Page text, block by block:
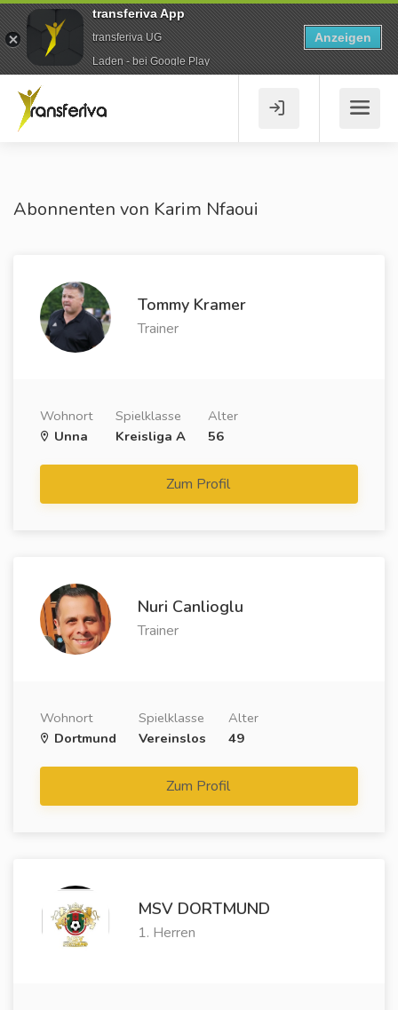
Abonnenten von Karim Nfaoui
Tommy Kramer
Trainer
Wohnort
Unna
Spielklasse
Kreisliga A
Alter
56
Zum Profil
Nuri Canlioglu
Trainer
Wohnort
Dortmund
Spielklasse
Vereinslos
Alter
49
Zum Profil
MSV DORTMUND
1. Herren
transferiva App
transferiva UG
Laden - bei Google Play
Anzeigen